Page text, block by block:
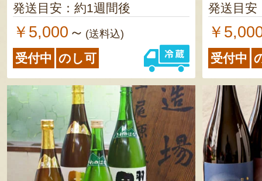
発送目安：約1週間後
￥5,000 ～ (送料込)
受付中 のし可
発送目安
￥
受付中